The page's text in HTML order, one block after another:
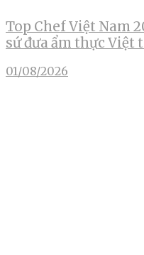
Top Chef Việt Nam
sứ đưa ẩm thực Việt
01/08/2026